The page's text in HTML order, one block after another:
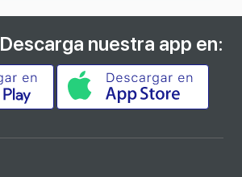
Descarga nuestra app en: